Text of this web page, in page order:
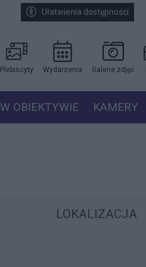
Ułatwienia dostępności
Plebiscyty Wydarzenia Galerie zdjęć
W OBIEKTYWIE KAMERY
LOKALIZACJA